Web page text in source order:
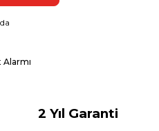
Alarmı
2 Yıl Garanti